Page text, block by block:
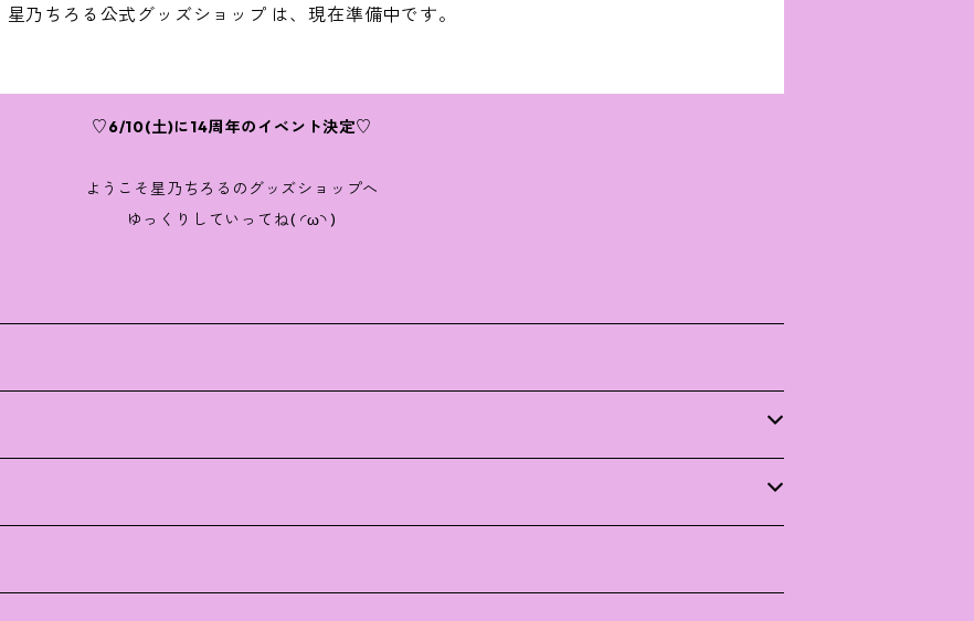
星乃ちろる公式グッズショップ は、現在準備中です。
♡6/10(土)に14周年のイベント決定♡
ようこそ星乃ちろるのグッズショップへ
ゆっくりしていってね( ◜ω◝ )